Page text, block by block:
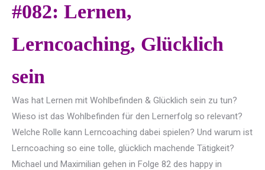
#082: Lernen,
Lerncoaching, Glücklich
sein
Was hat Lernen mit Wohlbefinden & Glücklich sein zu tun?
Wieso ist das Wohlbefinden für den Lernerfolg so relevant?
Welche Rolle kann Lerncoaching dabei spielen? Und warum ist
Lerncoaching so eine tolle, glücklich machende Tätigkeit?
Michael und Maximilian gehen in Folge 82 des happy in